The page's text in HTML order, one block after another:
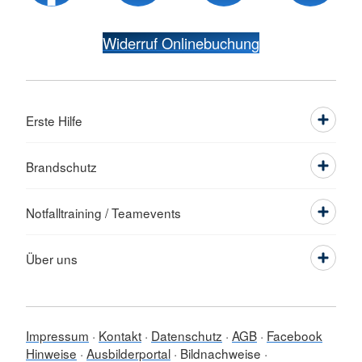
Widerruf Onlinebuchung
Erste Hilfe
Brandschutz
Notfalltraining / Teamevents
Über uns
Impressum Kontakt Datenschutz AGB Facebook
Hinweise Ausbilderportal Bildnachweise